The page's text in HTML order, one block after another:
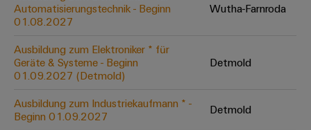
Verbindungslösungen
für
Konventionelle
Energieerzeugung
Zukunftssicherheit
für
bewährte
Systeme
Lösungen
Dezentrale
Automatisierung
Elektronikgehäuse
Blitz-
und
Überspannungsschutz
PV
Technischer
Support
Umweltbezogene
Produktkonformität
Engineering
Daten
Pressekontakt
Unsere
Offene
Ausbildungs-
und
Studienplätze
Automatisierungstechnik - Beginn
01.08.2027
Wutha-Farnroda
Ausbildung zum Elektroniker * für
Geräte & Systeme - Beginn
01.09.2027 (Detmold)
Detmold
Ausbildung zum Industriekaufmann * -
Beginn 01.09.2027
Detmold